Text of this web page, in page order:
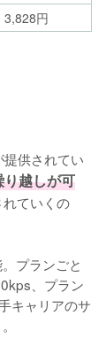
3,828円
供されてい
越しが可
ていくの
プランごと
、プラン
キャリアのサ